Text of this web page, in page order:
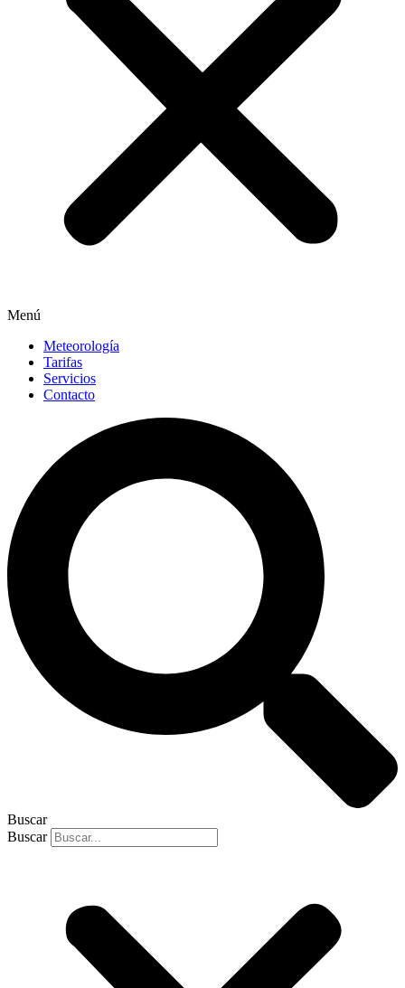
Menú
Meteorología
Tarifas
Servicios
Contacto
Buscar
Buscar